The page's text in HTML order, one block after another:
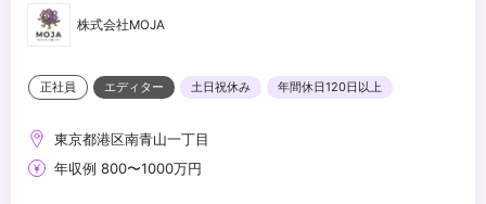
株式会社MOJA
正社員 エディター 土日祝休み 年間休日120日以上
東京都港区南青山一丁目
年収例 800〜1000万円